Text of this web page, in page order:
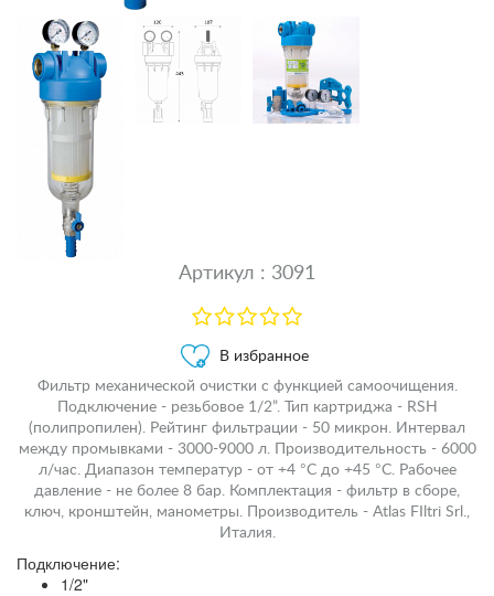
Артикул : 3091
В избранное
Фильтр механической очистки с функцией самоочищения.
Подключение - резьбовое 1/2”. Тип картриджа - RSH
(полипропилен). Рейтинг фильтрации - 50 микрон. Интервал
между промывками - 3000-9000 л. Производительность - 6000
л/час. Диапазон температур - от +4 °С до +45 °С. Рабочее
давление - не более 8 бар. Комплектация - фильтр в сборе,
ключ, кронштейн, манометры. Производитель - Atlas FIltri Srl.,
Италия.
Подключение:
1/2"